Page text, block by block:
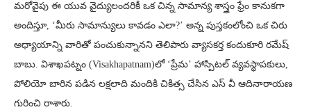
మరోవైపు ఈ యువ వైద్యులందరికీ ఒక చిన్న సామాన్య శాస్త్రం ఫ్రేం కానుకగా
అందిస్తూ, ‘మీరు సామాన్యులు కావడం ఎలా?’ అన్న పుస్తకంలోంచి ఒక చిరు
అధ్యాయాన్ని వారితో పంచుకున్నానని తెలిపారు వ్యాసకర్త కందుకూరి రమేష్
బాబు. విశాఖపట్నం (Visakhapatnam)లో ‘ప్రేమ’ హాస్పిటల్ వ్యవస్థాపకులు,
పోలియో బారిన పడిన లక్షలాది మందికి చికిత్స చేసిన ఎస్ వీ ఆదినారాయణ
గురించి రాశారు.